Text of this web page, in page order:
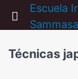
Return to
Escuela
Técnicas